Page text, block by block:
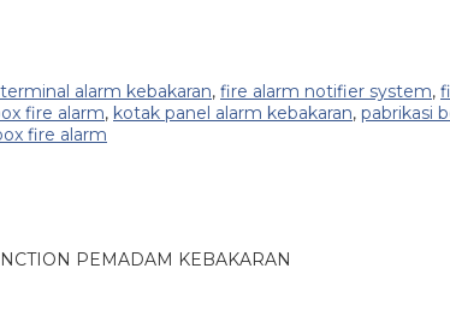
alarm kebakaran, fire alarm notifier system,
fire alarm, kotak panel alarm kebakaran, pabrikasi
fire alarm
PEMADAM KEBAKARAN